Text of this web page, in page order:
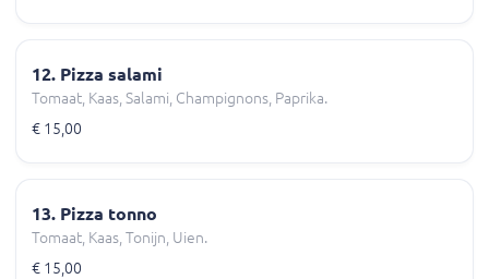
12. Pizza salami
Tomaat, Kaas, Salami, Champignons, Paprika.
€ 15,00
13. Pizza tonno
Tomaat, Kaas, Tonijn, Uien.
€ 15,00